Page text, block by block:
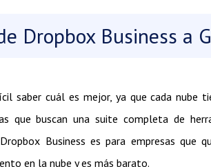
Dropbox Business a
saber cuál es mejor, ya que cada nube
que buscan una suite completa de
Business es para empresas que
en la nube y es más barato.